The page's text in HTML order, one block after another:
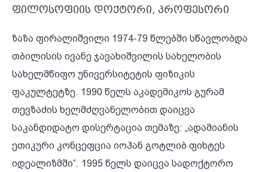
ფილოსოფიის დოქტორი, პროფესორი
ზაზა ფირალიშვილი 1974-79 წლებში სწავლობდა
თბილისის ივანე ჯავახიშვილის სახელობის
სახელმწიფო უნივერსიტეტის ფიზიკის
ფაკულტეტზე. 1990 წელს აკადემიკოს გურამ
თევზაძის ხელმძღვანელობით დაიცვა
საკანდიდატო დისერტაცია თემაზე: „ადამიანის
ეთიკური კონცეფცია იოჰან გოტლიბ ფიხტეს
იდეალიზმში“. 1995 წელს დაიცვა სადოქტორო